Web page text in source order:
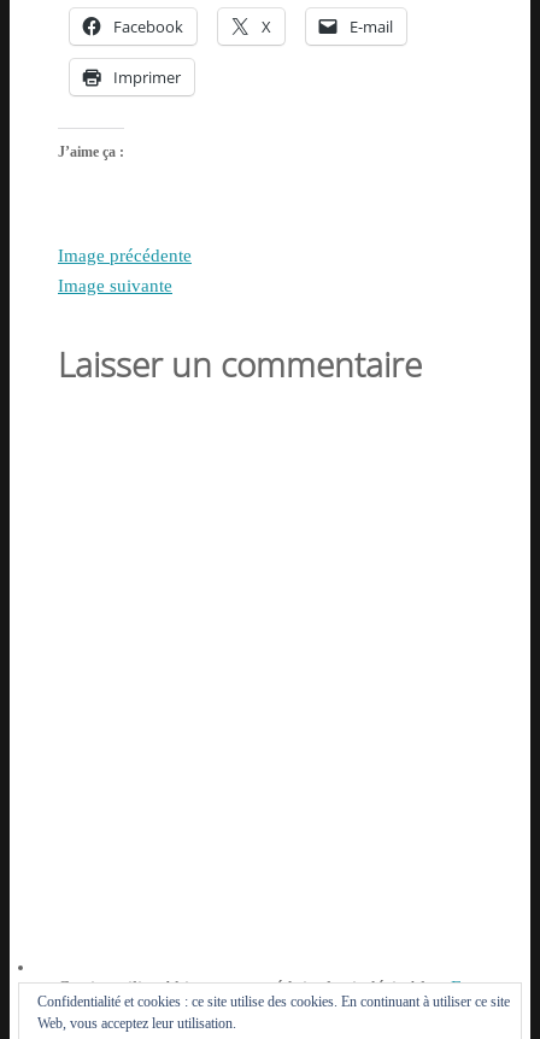
Facebook X E-mail
Imprimer
J’aime ça :
Image précédente
Image suivante
Laisser un commentaire
Ce site utilise Akismet pour réduire les indésirables.En
savoir plus sur la façon dont les données de vos
Confidentialité et cookies : ce site utilise des cookies. En continuant à utiliser ce site
Web, vous acceptez leur utilisation.